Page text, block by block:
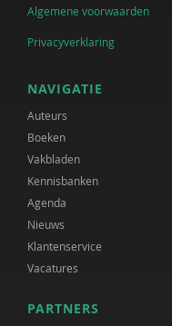
Algemene voorwaarden
Privacyverklaring
NAVIGATIE
Auteurs
Boeken
Vakbladen
Kennisbanken
Agenda
Nieuws
Klantenservice
Vacatures
PARTNERS